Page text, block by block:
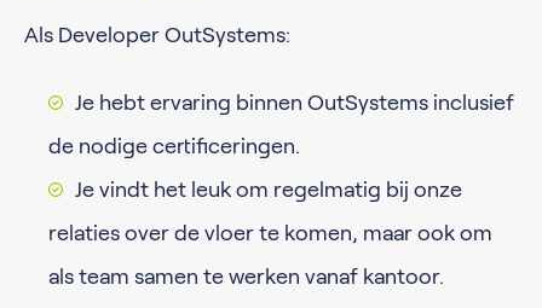
Als Developer OutSystems:
Je hebt ervaring binnen OutSystems inclusief
de nodige certificeringen.
Je vindt het leuk om regelmatig bij onze
relaties over de vloer te komen, maar ook om
als team samen te werken vanaf kantoor.